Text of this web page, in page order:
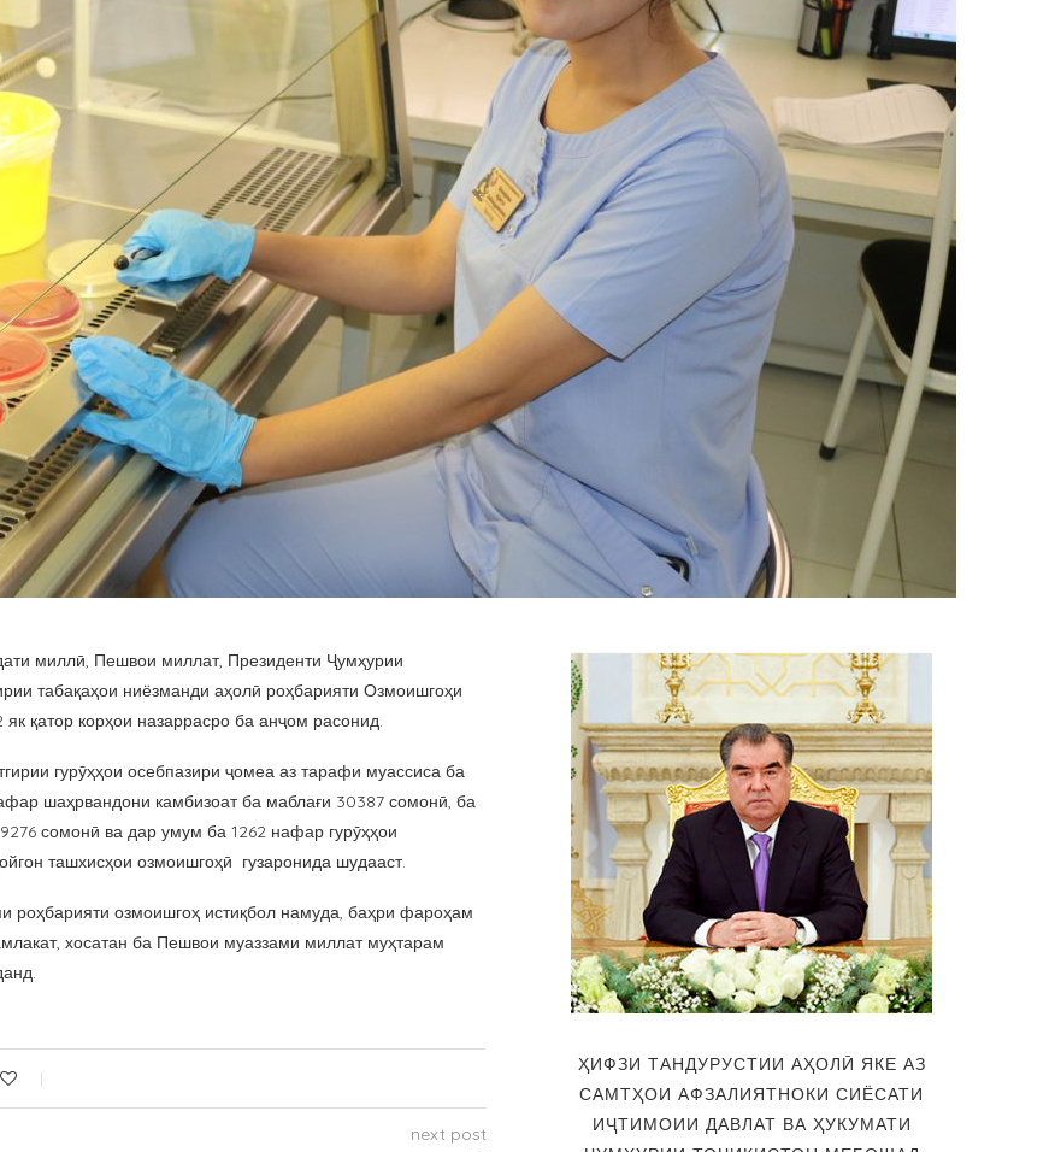
миллӣ, Пешвои миллат, Президенти Ҷумҳурии
табақаҳои ниёзманди аҳолӣ роҳбарияти Озмоишгоҳи
қатор корҳои назаррасро ба анҷом расонид.
гурӯҳҳои осебпазири ҷомеа аз тарафи муассиса ба
шаҳрвандони камбизоат ба маблағи 30387 сомонӣ, ба
сомонӣ ва дар умум ба 1262 нафар гурӯҳҳои
ташхисҳои озмоишгоҳӣ гузаронида шудааст.
роҳбарияти озмоишгоҳ истиқбол намуда, баҳри фароҳам
хосатан ба Пешвои муаззами миллат муҳтарам
next post
ҲИФЗИ ТАНДУРУСТИИ АҲОЛӢ ЯКЕ АЗ
САМТҲОИ АФЗАЛИЯТНОКИ СИЁСАТИ
ИҶТИМОИИ ДАВЛАТ ВА ҲУКУМАТИ